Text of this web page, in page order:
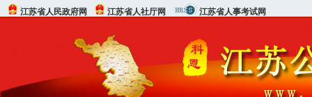
江苏省人民政府网 江苏省人社厅网 江苏省人事考试网